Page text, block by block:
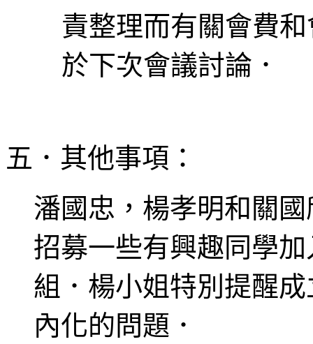
責整理而有關會費
於下次會議討論．
五．其他事項：
潘國忠，楊孝明和關
招募一些有興趣同學
組．楊小姐特別提醒
內化的問題．